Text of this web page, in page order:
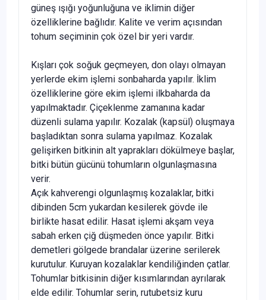
güneş ışığı yoğunluğuna ve ik­limin diğer
özelliklerine bağlıdır. Kalite ve verim açısından
to­hum seçiminin çok özel bir yeri vardır.
Kışları çok soğuk geçmeyen, don olayı olmayan
yerlerde ekim işlemi sonbaharda yapılır. İklim
özelliklerine göre ekim işlemi ilkbaharda da
yapılmaktadır. Çiçeklenme zamanına kadar
düzenli sulama yapılır. Kozalak (kapsül) oluşmaya
başladıktan sonra sulama yapılmaz. Kozalak
gelişirken bitki­nin alt yaprakları dökülmeye başlar,
bitki bütün gücünü to­humların olgunlaşmasına
verir.
Açık kahverengi olgunlaşmış kozalaklar, bitki
dibinden 5cm yukardan kesilerek gövde ile
birlikte hasat edilir. Hasat işlemi akşam veya
sabah erken çiğ düşmeden önce yapılır. Bitki
demetleri gölgede brandalar üzerine serilerek
kurutulur. Kuruyan kozalaklar kendiliğinden çatlar.
Tohumlar bitkisinin diğer kısımlarından ayrılarak
elde edilir. Tohumlar serin, ru­tubetsiz kuru